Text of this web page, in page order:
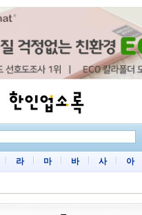
라 마 바 사 아